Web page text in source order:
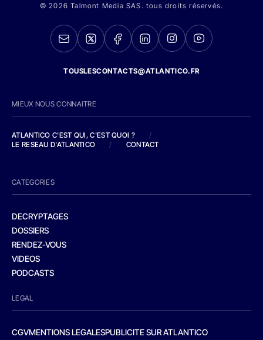
© 2026 Talmont Media SAS. tous droits réservés.
TOUSLESCONTACTS@ATLANTICO.FR
MIEUX NOUS CONNAITRE
ATLANTICO C'EST QUI, C'EST QUOI ?
/
LE RESEAU D'ATLANTICO
/ CONTACT
CATEGORIES
DECRYPTAGES
DOSSIERS
RENDEZ-VOUS
VIDEOS
PODCASTS
LEGAL
CGVMENTIONS LEGALESPUBLICITE SUR ATLANTICO